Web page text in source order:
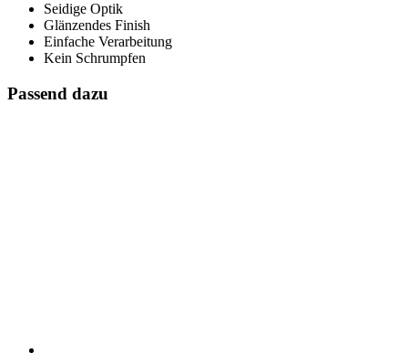
Seidige Optik
Glänzendes Finish
Einfache Verarbeitung
Kein Schrumpfen
Passend dazu